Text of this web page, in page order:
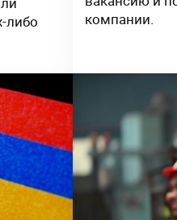
либо
компании.